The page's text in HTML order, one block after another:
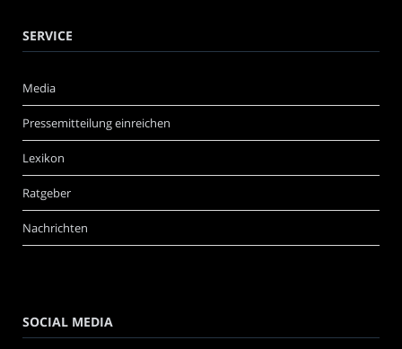
SERVICE
Media
Pressemitteilung einreichen
Lexikon
Ratgeber
Nachrichten
SOCIAL MEDIA